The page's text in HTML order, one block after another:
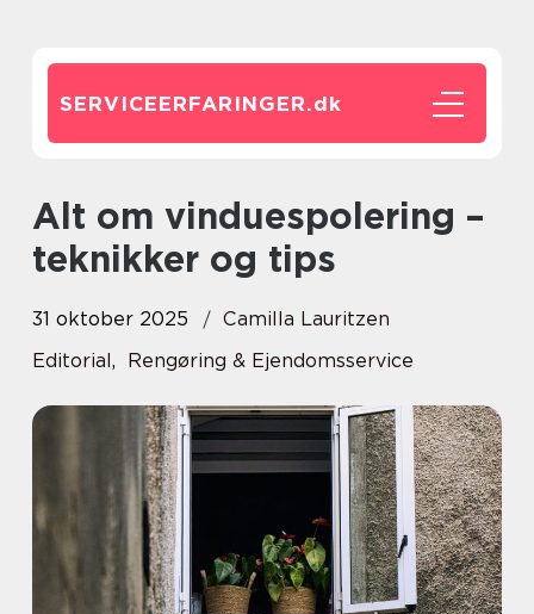
SERVICEERFARINGER.dk
Alt om vinduespolering –
teknikker og tips
31 oktober 2025
Camilla Lauritzen
Editorial, Rengøring & Ejendomsservice